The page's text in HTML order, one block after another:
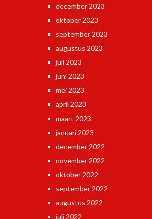
december 2023
oktober 2023
september 2023
augustus 2023
juli 2023
juni 2023
mei 2023
april 2023
maart 2023
januari 2023
december 2022
november 2022
oktober 2022
september 2022
augustus 2022
juli 2022